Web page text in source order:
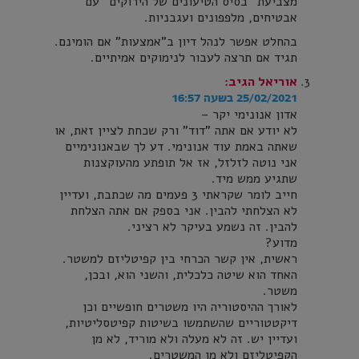
אבטיחים, מלפפונים ועגבניות.
בהחלט אפשר לנהל דיון ב"אמצעות" אם הומינם.
תגיד אם תרצה לעבור לנימוקים אמיתיים.
אוריאל הגיב:
25/02/2021 בשעה 16:57
אדון אנונימי יקר –
לא יודע אם אתה "דוד" ורק שכחת לציין זאת, או
שאתה באמת עוד אנונימי. דע לך שבאנונימיים
אני נוטה לזלזל, אז אל תופתע מהעוקצנות
שתגיע ממש מיד.
חייב לומר שקראתי 3 פעמים מה שכתבת, ועדיין
לא הצלחתי להבין. אני בספק אם אתה הצלחת
להבין. זה נשמע בעיקר לא רציני.
מדוע?
ראשית, אין קשר הכרחי בין קפיטליזם למשטר.
האחד הוא שיטה כלכלית, והשני הוא, ובכן,
משטר.
לאורך ההיסטוריה היו משטרים חופשיים וכן
דיקטטוריים שהשתמשו בשיטות קפיטסליטיות,
ועדיין יש. זה לא מעלה ולא מוריד, לא מן
הקפיטליזם ולא מן המשטרים.